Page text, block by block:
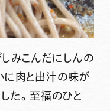
みこんだにしんの
に肉と出汁の味が
た。至福のひと